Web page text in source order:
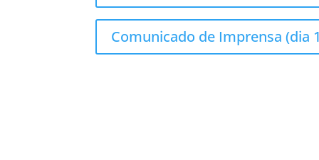
Comunicado de Imprensa (dia